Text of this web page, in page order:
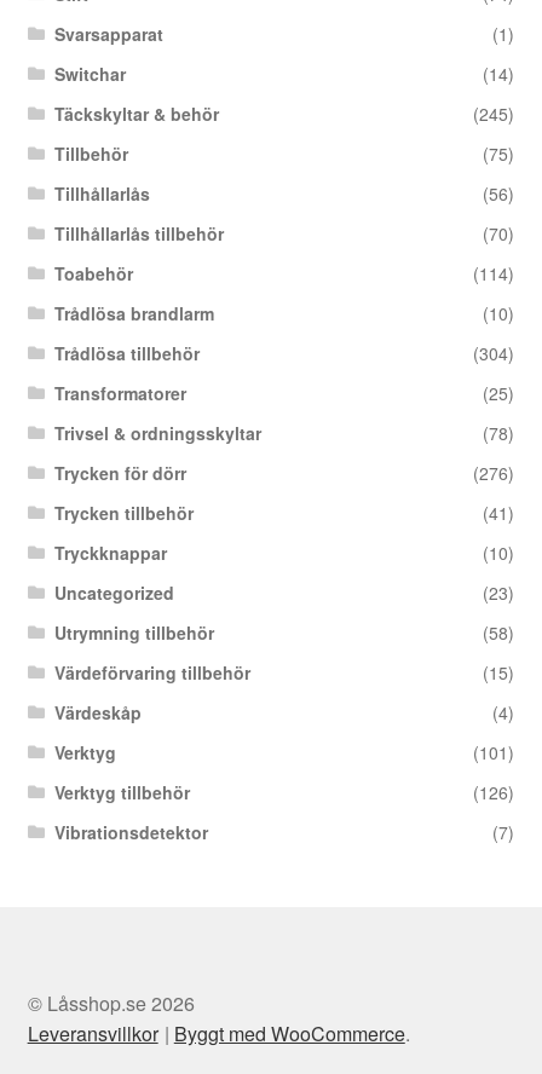
Svarsapparat
(1)
Switchar
(14)
Täckskyltar & behör
(245)
Tillbehör
(75)
Tillhållarlås
(56)
Tillhållarlås tillbehör
(70)
Toabehör
(114)
Trådlösa brandlarm
(10)
Trådlösa tillbehör
(304)
Transformatorer
(25)
Trivsel & ordningsskyltar
(78)
Trycken för dörr
(276)
Trycken tillbehör
(41)
Tryckknappar
(10)
Uncategorized
(23)
Utrymning tillbehör
(58)
Värdeförvaring tillbehör
(15)
Värdeskåp
(4)
Verktyg
(101)
Verktyg tillbehör
(126)
Vibrationsdetektor
(7)
© Låsshop.se 2026
Leveransvillkor
Byggt med WooCommerce.